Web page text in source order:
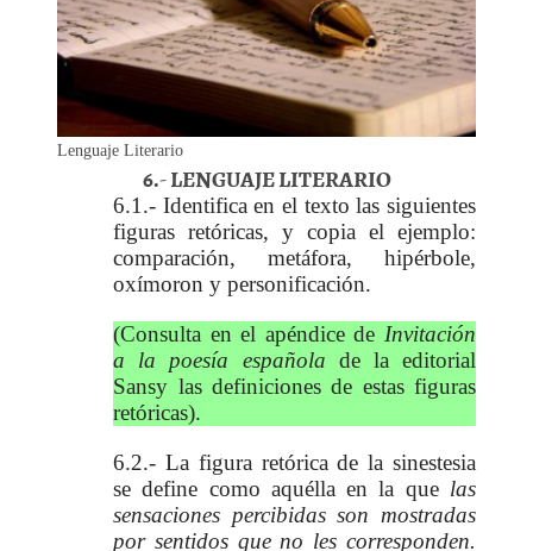
Lenguaje Literario
6.- LENGUAJE LITERARIO
6.1.- Identifica en el texto las siguientes
figuras retóricas, y copia el ejemplo:
comparación, metáfora, hipérbole,
oxímoron y personificación.
(Consulta en el apéndice de Invitación
a la poesía española de la editorial
Sansy las definiciones de estas figuras
retóricas).
6.2.- La figura retórica de la sinestesia
se define como aquélla en la que las
sensaciones percibidas son mostradas
por sentidos que no les corresponden.